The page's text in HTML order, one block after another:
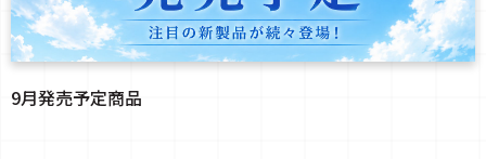
9月発売予定商品